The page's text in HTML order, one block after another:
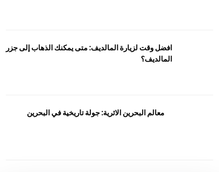
افضل وقت لزيارة المالديف: متى يمكنك الذهاب إلى جزر
المالديف؟
معالم البحرين الاثرية: جولة تاريخية في البحرين